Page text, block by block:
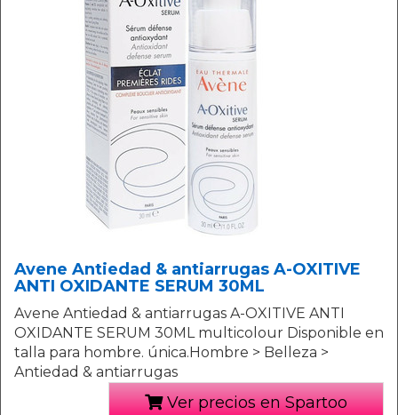
Avene Antiedad & antiarrugas A-OXITIVE
ANTI OXIDANTE SERUM 30ML
Avene Antiedad & antiarrugas A-OXITIVE ANTI
OXIDANTE SERUM 30ML multicolour Disponible en
talla para hombre. única.Hombre > Belleza >
Antiedad & antiarrugas
Ver precios en Spartoo